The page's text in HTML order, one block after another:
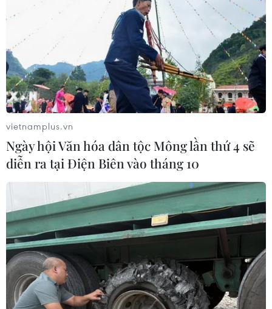
vietnamplus.vn
Ngày hội Văn hóa dân tộc Mông lần thứ 4 sẽ
diễn ra tại Điện Biên vào tháng 10